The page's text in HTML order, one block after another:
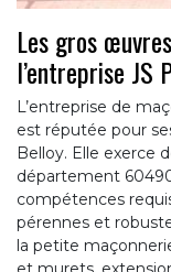
Les gros
l’entreprise JS
L’entreprise de
est réputée pour
Belloy. Elle exerce
département
compétences
pérennes et
la petite